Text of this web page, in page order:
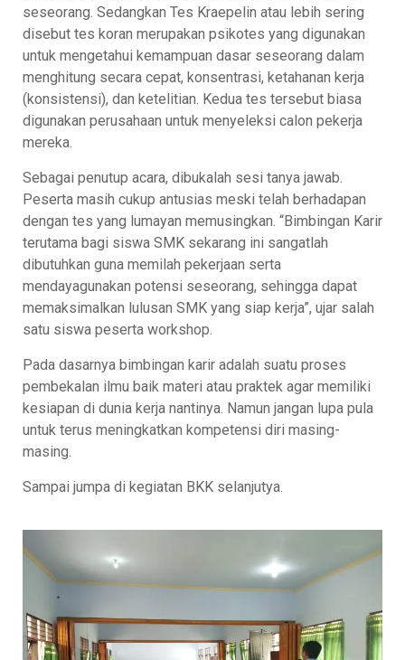
seseorang. Sedangkan Tes Kraepelin atau lebih sering
disebut tes koran merupakan psikotes yang digunakan
untuk mengetahui kemampuan dasar seseorang dalam
menghitung secara cepat, konsentrasi, ketahanan kerja
(konsistensi), dan ketelitian. Kedua tes tersebut biasa
digunakan perusahaan untuk menyeleksi calon pekerja
mereka.
Sebagai penutup acara, dibukalah sesi tanya jawab.
Peserta masih cukup antusias meski telah berhadapan
dengan tes yang lumayan memusingkan. “Bimbingan Karir
terutama bagi siswa SMK sekarang ini sangatlah
dibutuhkan guna memilah pekerjaan serta
mendayagunakan potensi seseorang, sehingga dapat
memaksimalkan lulusan SMK yang siap kerja”, ujar salah
satu siswa peserta workshop.
Pada dasarnya bimbingan karir adalah suatu proses
pembekalan ilmu baik materi atau praktek agar memiliki
kesiapan di dunia kerja nantinya. Namun jangan lupa pula
untuk terus meningkatkan kompetensi diri masing-
masing.
Sampai jumpa di kegiatan BKK selanjutya.